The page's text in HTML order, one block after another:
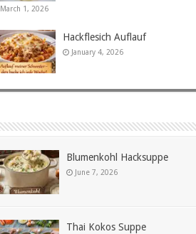
March 1, 2026
Hackflesich Auflauf
January 4, 2026
Blumenkohl Hacksuppe
June 7, 2026
Thai Kokos Suppe